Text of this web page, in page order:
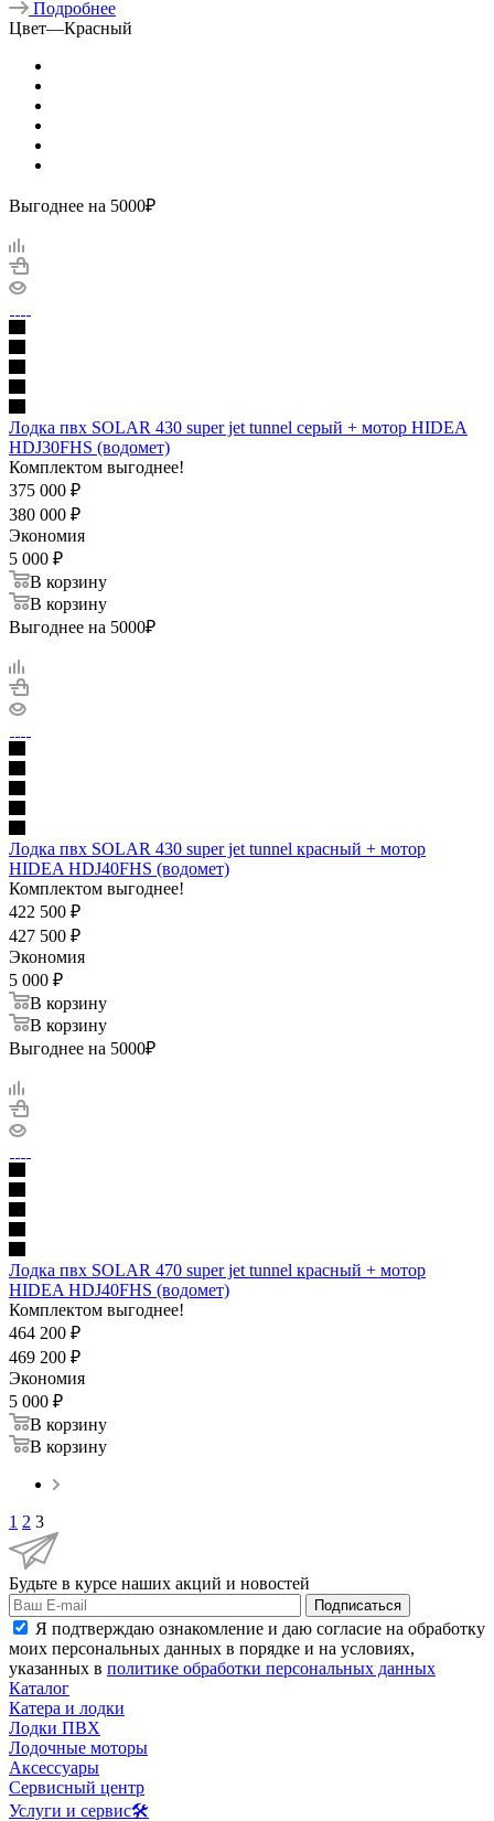
Подробнее
Цвет—Красный
Выгоднее на 5000₽
Лодка пвх SOLAR 430 super jet tunnel серый + мотор HIDEA
HDJ30FHS (водомет)
Комплектом выгоднее!
375 000 ₽
380 000 ₽
Экономия
5 000 ₽
В корзину
В корзину
Выгоднее на 5000₽
Лодка пвх SOLAR 430 super jet tunnel красный + мотор
HIDEA HDJ40FHS (водомет)
Комплектом выгоднее!
422 500 ₽
427 500 ₽
Экономия
5 000 ₽
В корзину
В корзину
Выгоднее на 5000₽
Лодка пвх SOLAR 470 super jet tunnel красный + мотор
HIDEA HDJ40FHS (водомет)
Комплектом выгоднее!
464 200 ₽
469 200 ₽
Экономия
5 000 ₽
В корзину
В корзину
1 2 3
Будьте в курсе наших акций и новостей
Подписаться
Я подтверждаю ознакомление и даю согласие на обработку
моих персональных данных в порядке и на условиях,
указанных в политике обработки персональных данных
Каталог
Катера и лодки
Лодки ПВХ
Лодочные моторы
Аксессуары
Сервисный центр
Услуги и сервис🛠️